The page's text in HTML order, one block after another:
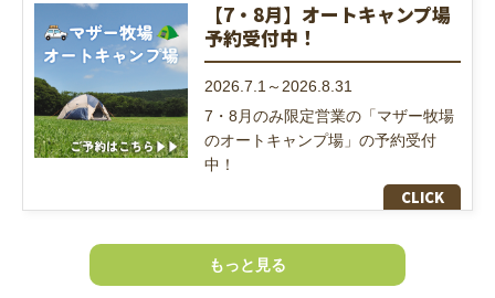
【7・8月】オートキャンプ場
予約受付中！
2026.7.1～2026.8.31
7・8月のみ限定営業の「マザー牧場
のオートキャンプ場」の予約受付
中！
もっと見る